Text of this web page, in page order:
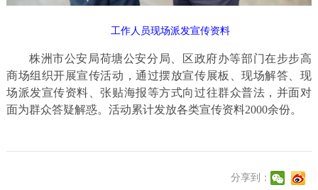
工作人员现场派发宣传资料
株洲市公安局荷塘公安分局、区政府办等部门在步步高
商场组织开展宣传活动，通过摆放宣传展板、现场解答、现
场派发宣传资料、张贴海报等方式向过往群众普法，并面对
面为群众答疑解惑。活动累计发放各类宣传资料2000余份。
分享到：